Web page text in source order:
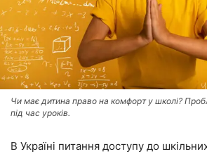
Чи має дитина право на комфорт у школі?
під час уроків.
В Україні питання доступу до